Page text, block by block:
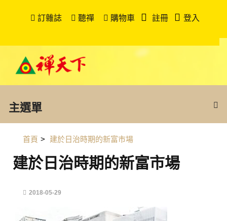
訂雜誌 聽禪 購物車 註冊 登入
主選單
首頁 > 建於日治時期的新富市場
建於日治時期的新富市場
2018-05-29